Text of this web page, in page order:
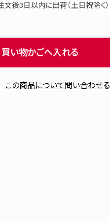
文後3日以内に出荷（土日祝除く）
買い物かごへ入れる
この商品について問い合わせる